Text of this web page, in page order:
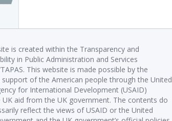
is created within the Transparency and
in Public Administration and Services
This website is made possible by the
support of the American people through the United
for International Development (USAID)
UK aid from the UK government. The contents do
reflect the views of USAID or the United